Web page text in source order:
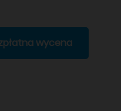
wycena